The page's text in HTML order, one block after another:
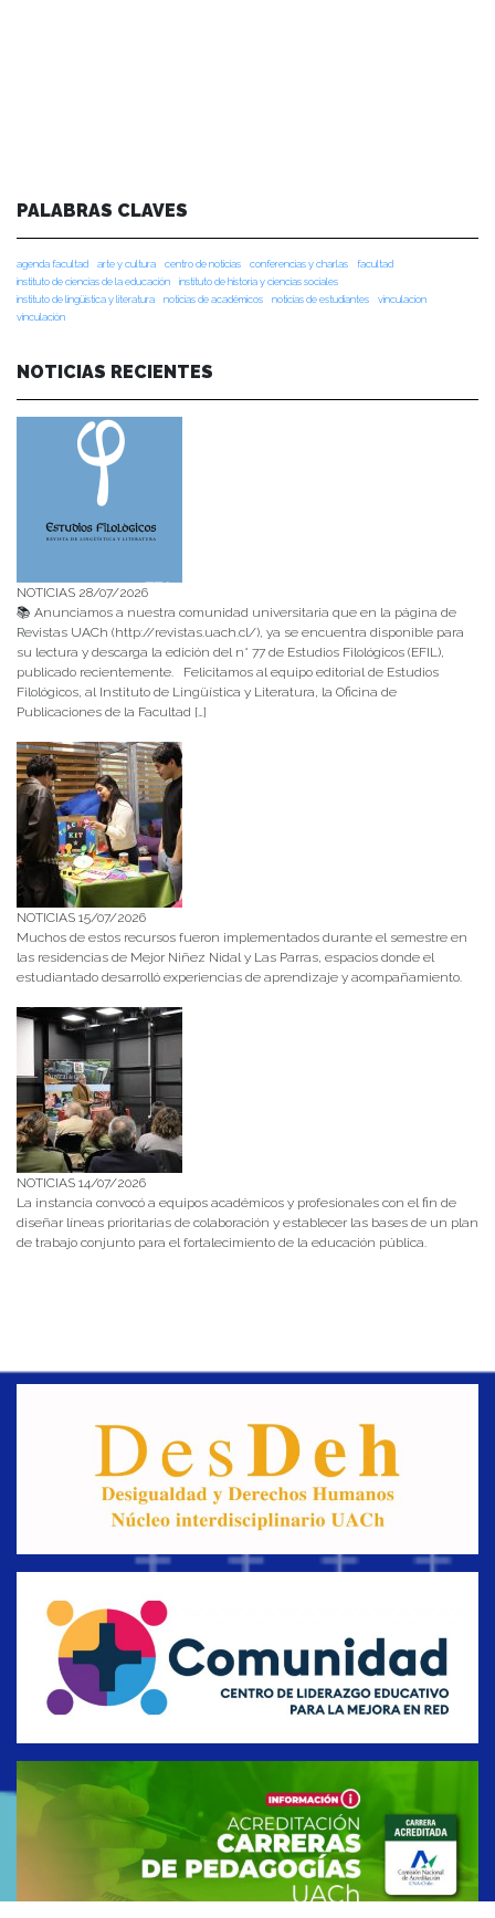
PALABRAS CLAVES
agenda facultad arte y cultura centro de noticias conferencias y charlas
facultad
instituto de ciencias de la educación
instituto de historia y ciencias sociales
instituto de lingüística y literatura
noticias de académicos noticias de estudiantes
vinculacion
vinculación
NOTICIAS RECIENTES
NOTICIAS 28/07/2026
📚 Anunciamos a nuestra comunidad universitaria que en la página de
Revistas UACh (http://revistas.uach.cl/), ya se encuentra disponible para
su lectura y descarga la edición del n° 77 de Estudios Filológicos (EFIL),
publicado recientemente. Felicitamos al equipo editorial de Estudios
Filológicos, al Instituto de Lingüística y Literatura, la Oficina de
Publicaciones de la Facultad […]
NOTICIAS 15/07/2026
Muchos de estos recursos fueron implementados durante el semestre en
las residencias de Mejor Niñez Nidal y Las Parras, espacios donde el
estudiantado desarrolló experiencias de aprendizaje y acompañamiento.
NOTICIAS 14/07/2026
La instancia convocó a equipos académicos y profesionales con el fin de
diseñar líneas prioritarias de colaboración y establecer las bases de un plan
de trabajo conjunto para el fortalecimiento de la educación pública.